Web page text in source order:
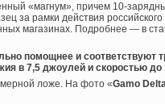
«магнум», причем 10-
за рамки действия
магазинах. Подробнее — в
помощнее и соответствуют
в 7,5 джоулей и скоростью до
ложе. На фото «Gamo